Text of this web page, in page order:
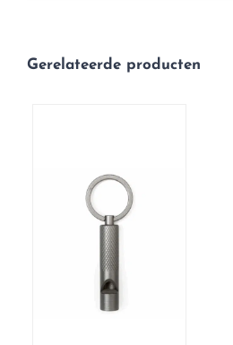
Gerelateerde producten